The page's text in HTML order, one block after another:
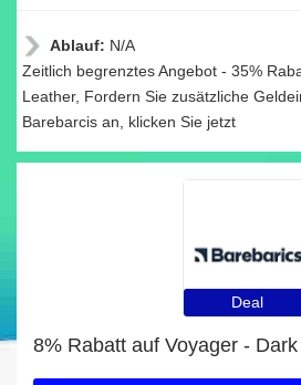
Ablauf: N/A
Zeitlich begrenztes Angebot - 35%
Leather, Fordern Sie zusätzliche
Barebarcis an, klicken Sie jetzt
Deal
8% Rabatt auf Voyager -